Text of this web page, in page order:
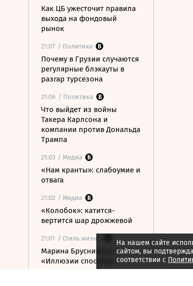
Как ЦБ ужесточит правила
выхода на фондовый
рынок
21:07 / Политика
Почему в Грузии случаются
регулярные блэкауты в
разгар турсезона
21:06 / Политика
Что выйдет из войны
Такера Карлсона и
компании против Дональда
Трампа
21:03 / Медиа
«Нам кранты»: слабоумие и
отвага
21:02 / Медиа
«Колобок»: катится-
вертится шар дрожжевой
21:01 / Стиль жизни
Марина Брусникина:
«Иллюзии способны
влиять на людей»
На нашем сайте
сайтом, вы
соответствии с